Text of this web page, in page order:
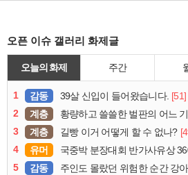
오픈 이슈 갤러리 화제글
오늘의 화제 주간
1 감동 39살 신입이 들어왔습니다. [51]
2
계층 황량하고 쓸쓸한 벌판의 어느
3
계층 길빵 이거 어떻게 할 수 없나?
4
유머 국중박 분장대회 반가사유상
5
감동 주인도 몰랐던 위험한 순간 강